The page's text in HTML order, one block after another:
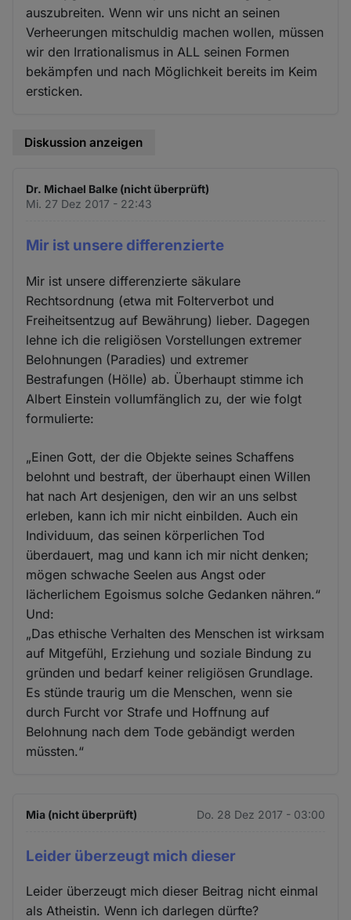
auszubreiten. Wenn wir uns nicht an seinen
Verheerungen mitschuldig machen wollen, müssen
wir den Irrationalismus in ALL seinen Formen
bekämpfen und nach Möglichkeit bereits im Keim
ersticken.
Diskussion anzeigen
Dr. Michael Balke (nicht überprüft)
Mi. 27 Dez 2017 - 22:43
Mir ist unsere differenzierte
Mir ist unsere differenzierte säkulare
Rechtsordnung (etwa mit Folterverbot und
Freiheitsentzug auf Bewährung) lieber. Dagegen
lehne ich die religiösen Vorstellungen extremer
Belohnungen (Paradies) und extremer
Bestrafungen (Hölle) ab. Überhaupt stimme ich
Albert Einstein vollumfänglich zu, der wie folgt
formulierte:
„Einen Gott, der die Objekte seines Schaffens
belohnt und bestraft, der überhaupt einen Willen
hat nach Art desjenigen, den wir an uns selbst
erleben, kann ich mir nicht einbilden. Auch ein
Individuum, das seinen körperlichen Tod
überdauert, mag und kann ich mir nicht denken;
mögen schwache Seelen aus Angst oder
lächerlichem Egoismus solche Gedanken nähren.“
Und:
„Das ethische Verhalten des Menschen ist wirksam
auf Mitgefühl, Erziehung und soziale Bindung zu
gründen und bedarf keiner religiösen Grundlage.
Es stünde traurig um die Menschen, wenn sie
durch Furcht vor Strafe und Hoffnung auf
Belohnung nach dem Tode gebändigt werden
müssten.“
Mia (nicht überprüft) Do. 28 Dez 2017 - 03:00
Leider überzeugt mich dieser
Leider überzeugt mich dieser Beitrag nicht einmal
als Atheistin. Wenn ich darlegen dürfte?